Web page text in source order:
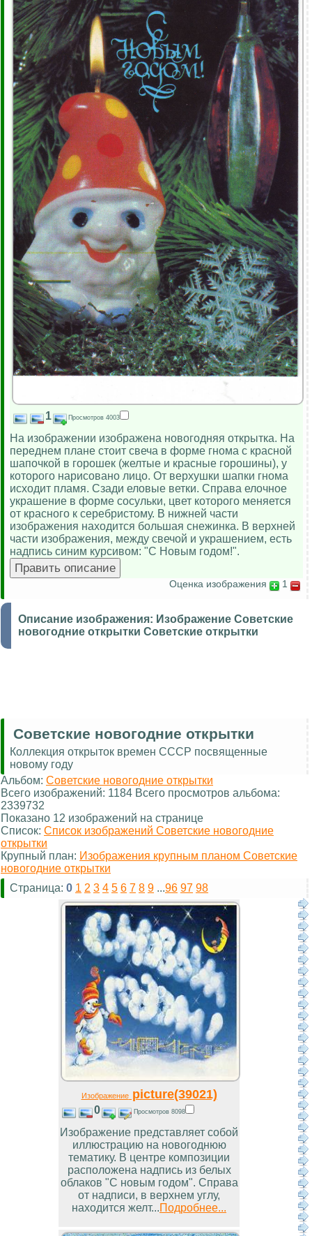
1 Просмотров 4003
На изображении изображена новогодняя открытка. На
переднем плане стоит свеча в форме гнома с красной
шапочкой в горошек (желтые и красные горошины), у
которого нарисовано лицо. От верхушки шапки гнома
исходит пламя. Сзади еловые ветки. Справа елочное
украшение в форме сосульки, цвет которого меняется
от красного к серебристому. В нижней части
изображения находится большая снежинка. В верхней
части изображения, между свечой и украшением, есть
надпись синим курсивом: "С Новым годом!".
Оценка изображения 1
Описание изображения: Изображение Советские
новогодние открытки Советские открытки
Советские новогодние открытки
Коллекция открыток времен СССР посвященные
новому году
Альбом: Советские новогодние открытки
Всего изображений: 1184 Всего просмотров альбома:
2339732
Показано 12 изображений на странице
Список: Список изображений Советские новогодние
открытки
Крупный план: Изображения крупным планом Советские
новогодние открытки
Страница: 0 1 2 3 4 5 6 7 8 9 ...96 97 98
Изображениеpicture(39021)
0 Просмотров 8098
Изображение представляет собой
иллюстрацию на новогоднюю
тематику. В центре композиции
расположена надпись из белых
облаков "С новым годом". Справа
от надписи, в верхнем углу,
находится желт...Подробнее...